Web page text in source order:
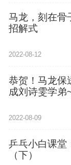
马龙，刻在骨
招解式
2022-08-12
恭贺！马龙保
成刘诗雯学弟
2022-08-09
乒乓小白课堂
（下）